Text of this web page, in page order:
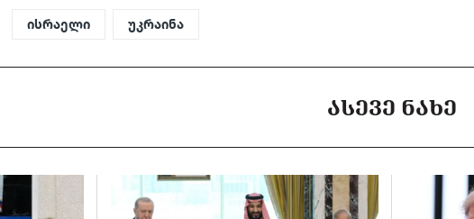
ისრაელი უკრაინა
ᲐᲡᲔᲕᲔ ᲜᲐᲮᲔ